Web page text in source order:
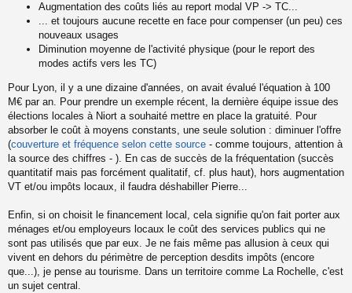
Augmentation des coûts liés au report modal VP -> TC...
... et toujours aucune recette en face pour compenser (un peu) ces
nouveaux usages
Diminution moyenne de l'activité physique (pour le report des
modes actifs vers les TC)
Pour Lyon, il y a une dizaine d'années, on avait évalué l'équation à 100
M€ par an. Pour prendre un exemple récent, la dernière équipe issue des
élections locales à Niort a souhaité mettre en place la gratuité. Pour
absorber le coût à moyens constants, une seule solution : diminuer l'offre
(couverture et fréquence selon cette source - comme toujours, attention à
la source des chiffres - ). En cas de succès de la fréquentation (succès
quantitatif mais pas forcément qualitatif, cf. plus haut), hors augmentation
VT et/ou impôts locaux, il faudra déshabiller Pierre...
Enfin, si on choisit le financement local, cela signifie qu'on fait porter aux
ménages et/ou employeurs locaux le coût des services publics qui ne
sont pas utilisés que par eux. Je ne fais même pas allusion à ceux qui
vivent en dehors du périmètre de perception desdits impôts (encore
que...), je pense au tourisme. Dans un territoire comme La Rochelle, c'est
un sujet central.